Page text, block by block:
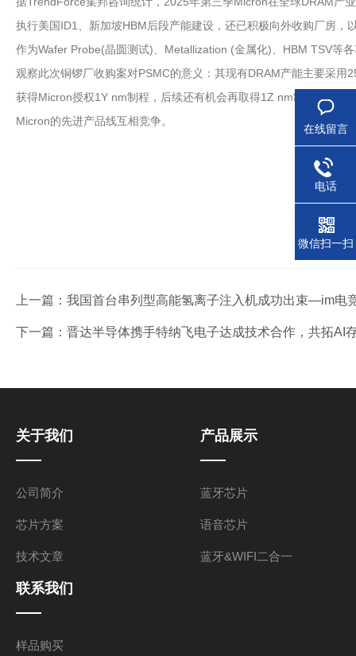
执行美国ID1、新加坡HBM后段产能建设，还已积极向外收购厂房
作为Wafer Probe(晶圆测试)、Metallization (金属化)、HBM TSV等
观察此次铜锣厂收购案对PSMC的意义：其现有DRAM产能主要采
获得Micron授权1Y nm制程，后续还有机会再取得1Z nm制程授权
Micron的先进产品线互相竞争。
上一篇： 我国首台串列型高能氢离子注入机成功出束—im电
下一篇： 晋达半导体携手特纳飞电子达成技术合作，共拓AI
关于我们
公司简介
芯片方案
技术文章
产品展示
蓝牙芯片
语音芯片
蓝牙&WIFI二合一
联系我们
样品购买
在线留言
电话
微信扫一扫